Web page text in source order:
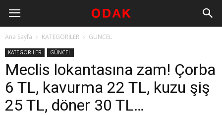
Ana Sayfa KATEGORİLER GÜNCEL
KATEGORİLER GÜNCEL
Meclis lokantasına zam! Çorba
6 TL, kavurma 22 TL, kuzu şiş
25 TL, döner 30 TL…